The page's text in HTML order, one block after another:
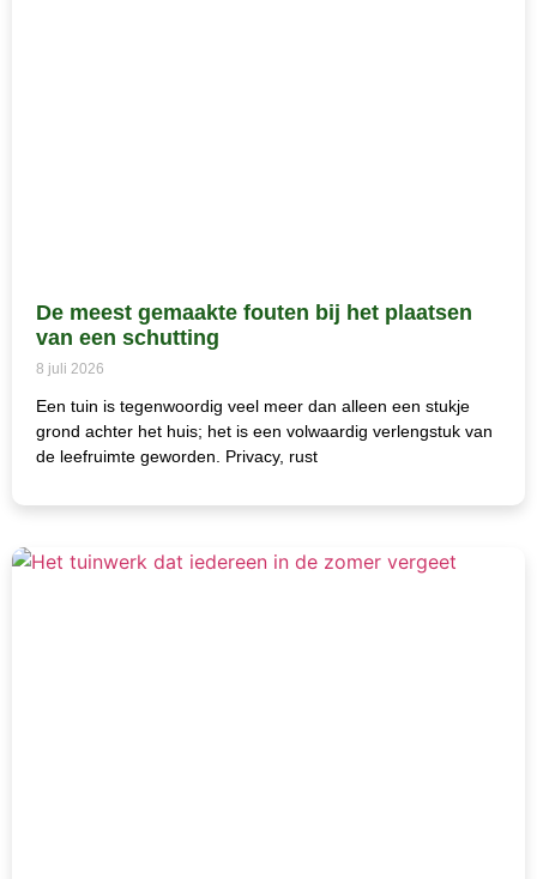
De meest gemaakte fouten bij het plaatsen
van een schutting
8 juli 2026
Een tuin is tegenwoordig veel meer dan alleen een stukje
grond achter het huis; het is een volwaardig verlengstuk van
de leefruimte geworden. Privacy, rust